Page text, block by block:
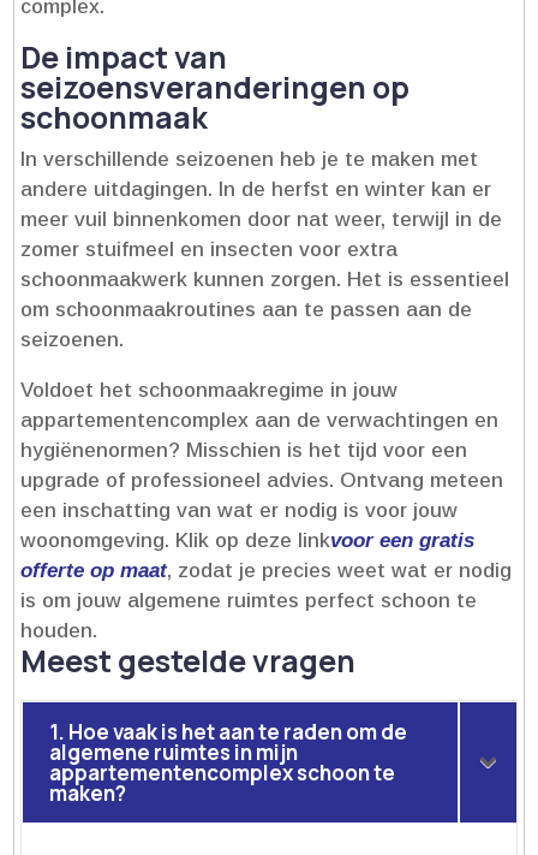
complex.​
De impact van
seizoensveranderingen op
schoonmaak
In verschillende seizoenen heb je te maken met
andere uitdagingen.​ In de herfst en winter kan er
meer vuil binnenkomen door nat weer, terwijl in de
zomer stuifmeel en insecten voor extra
schoonmaakwerk kunnen zorgen.​ Het is essentieel
om schoonmaakroutines aan te passen aan de
seizoenen.​
Voldoet het schoonmaakregime in jouw
appartementencomplex aan de verwachtingen en
hygiënenormen? Misschien is het tijd voor een
upgrade of professioneel advies.​ Ontvang meteen
een inschatting van wat er nodig is voor jouw
woonomgeving.​ Klik op deze linkvoor een gratis
offerte op maat, zodat je precies weet wat er nodig
is om jouw algemene ruimtes perfect schoon te
houden.​
Meest gestelde vragen
1. Hoe vaak is het aan te raden om de
algemene ruimtes in mijn
appartementencomplex schoon te
maken?